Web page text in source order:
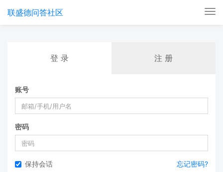
联盛德问答社区
登 录 注 册
账号
密码
保持会话 忘记密码?